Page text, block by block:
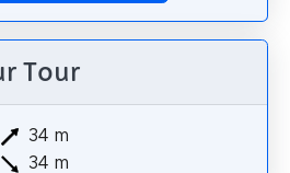
Tour
34 m
34 m